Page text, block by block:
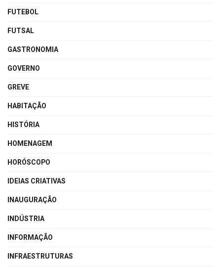
FUTEBOL
FUTSAL
GASTRONOMIA
GOVERNO
GREVE
HABITAÇÃO
HISTÓRIA
HOMENAGEM
HORÓSCOPO
IDEIAS CRIATIVAS
INAUGURAÇÃO
INDÚSTRIA
INFORMAÇÃO
INFRAESTRUTURAS